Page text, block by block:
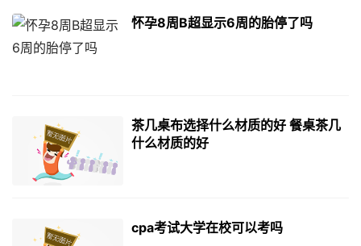
怀孕8周B超显示6周的胎停了吗
茶几桌布选择什么材质的好 餐桌茶几
什么材质的好
cpa考试大学在校可以考吗